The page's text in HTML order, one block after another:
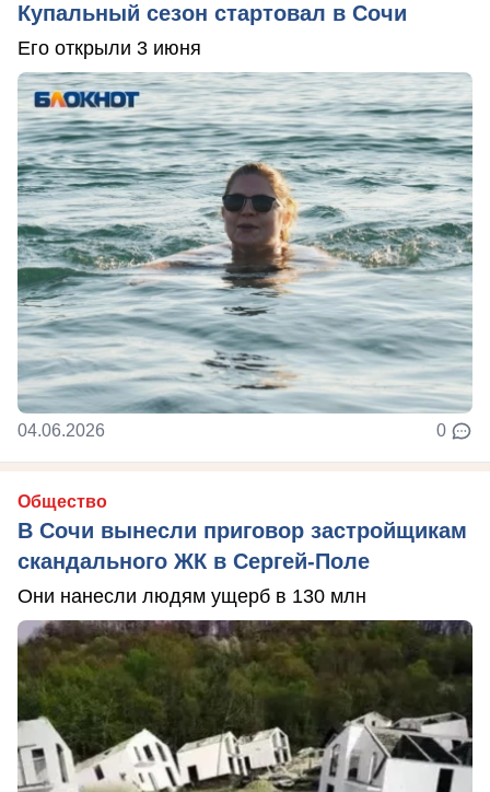
Купальный сезон стартовал в Сочи
Его открыли 3 июня
04.06.2026 0
Общество
В Сочи вынесли приговор застройщикам
скандального ЖК в Сергей-Поле
Они нанесли людям ущерб в 130 млн